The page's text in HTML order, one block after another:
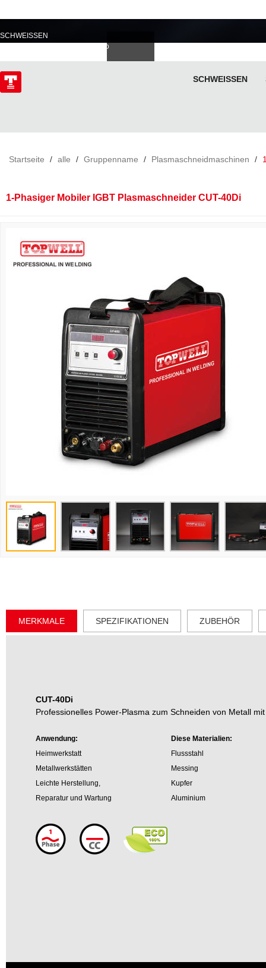
SCHWEISSEN
Italiano
SCHWEISSEN
Startseite / alle / Gruppenname / Plasmaschneidmaschinen /
1-Phasiger Mobiler IGBT Plasmaschneider CUT-40Di
MERKMALE SPEZIFIKATIONEN ZUBEHÖR
CUT-40Di
Professionelles Power-Plasma zum Schneiden von Metall
Anwendung:
Heimwerkstatt
Metallwerkstätten
Leichte Herstellung,
Reparatur und Wartung
Diese Materialien:
Flussstahl
Messing
Kupfer
Aluminium